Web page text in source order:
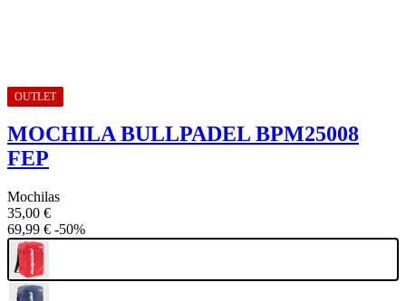
OUTLET
MOCHILA BULLPADEL BPM25008
FEP
Mochilas
35,00 €
69,99 € -50%